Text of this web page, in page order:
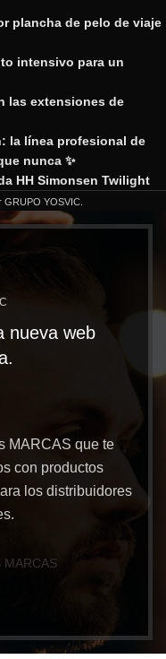
plancha de pelo de viaje
intensivo para un
las extensiones de
la línea profesional de
nunca ✨
HH Simonsen Twilight
GRUPO YOSVIC.
nueva web
MARCAS que te
con productos
los distribuidores
MARCAS